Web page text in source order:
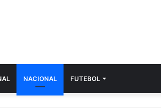
NACIONAL FUTEBOL